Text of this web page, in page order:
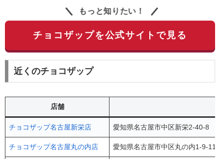
もっと知りたい！
チョコザップを公式サイトで見る
近くのチョコザップ
店舗
チョコザップ名古屋新栄店 愛知県名古屋市中区新栄2-40-8
チョコザップ名古屋丸の内店 愛知県名古屋市中区丸の内1-9-